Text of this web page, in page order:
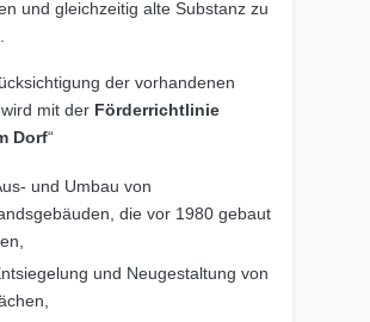
und gleichzeitig alte Substanz zu
der vorhandenen
mit der Förderrichtlinie
Dorf“
und Umbau von
die vor 1980 gebaut
und Neugestaltung von